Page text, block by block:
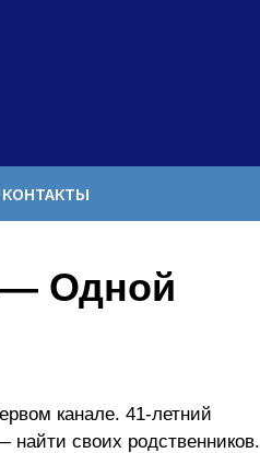
КОНТАКТЫ
— Одной
канале. 41-летний
своих родственников.